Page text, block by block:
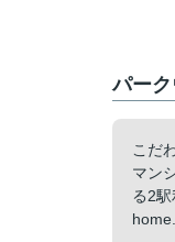
パー
こだ
マン
る2